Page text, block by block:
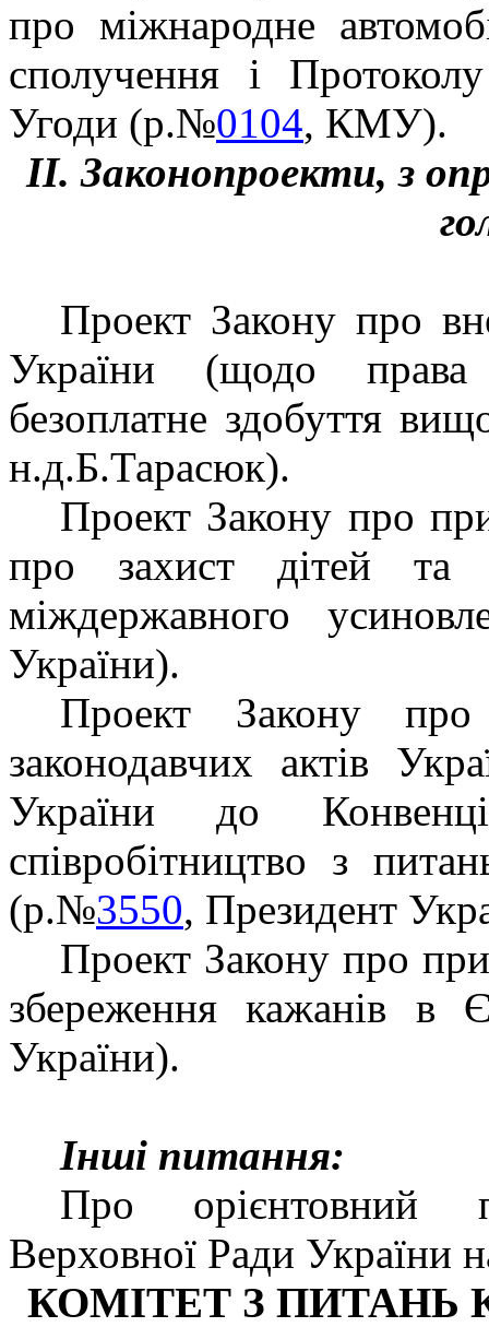
про міжнародне
сполучення і
Угоди (р.№0104, КМУ).
ІІ. Законопроекти, з
Проект Закону про
України (щодо права
безоплатне здобуття
н.д.Б.Тарасюк).
Проект Закону про
про захист дітей та
міждержавного
України).
Проект Закону
законодавчих актів
України до
співробітництво з
(р.№3550, Президент
Проект Закону про
збереження кажанів
України).
Інші питання:
Про орієнтовний
Верховної Ради України
КОМІТЕТ З ПИТАНЬ